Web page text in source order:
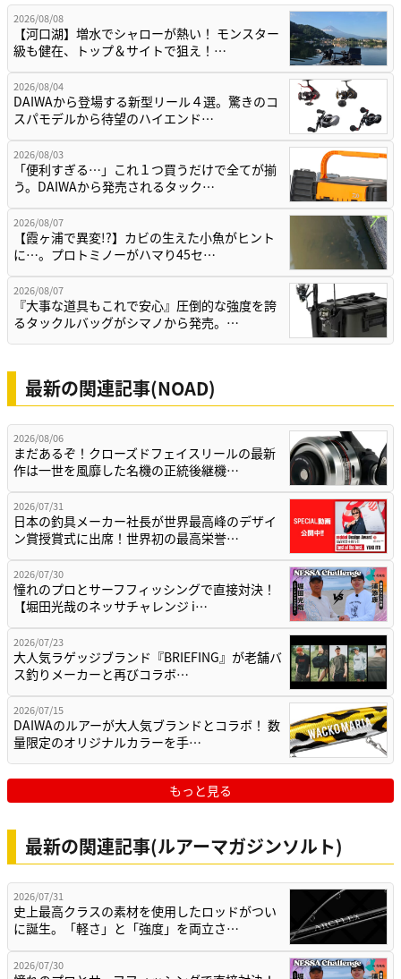
2026/08/08
【河口湖】増水でシャローが熱い！ モンスター
級も健在、トップ＆サイトで狙え！…
2026/08/04
DAIWAから登場する新型リール４選。驚きのコ
スパモデルから待望のハイエンド…
2026/08/03
「便利すぎる…」これ１つ買うだけで全てが揃
う。DAIWAから発売されるタック…
2026/08/07
【霞ヶ浦で異変!?】カビの生えた小魚がヒント
に…。プロトミノーがハマり45セ…
2026/08/07
『大事な道具もこれで安心』圧倒的な強度を誇
るタックルバッグがシマノから発売。…
最新の関連記事(NOAD)
2026/08/06
まだあるぞ！クローズドフェイスリールの最新
作は一世を風靡した名機の正統後継機…
2026/07/31
日本の釣具メーカー社長が世界最高峰のデザイ
ン賞授賞式に出席！世界初の最高栄誉…
2026/07/30
憧れのプロとサーフフィッシングで直接対決！
【堀田光哉のネッサチャレンジ i…
2026/07/23
大人気ラゲッジブランド『BRIEFING』が老舗バ
ス釣りメーカーと再びコラボ…
2026/07/15
DAIWAのルアーが大人気ブランドとコラボ！ 数
量限定のオリジナルカラーを手…
もっと見る
最新の関連記事(ルアーマガジンソルト)
2026/07/31
史上最高クラスの素材を使用したロッドがつい
に誕生。「軽さ」と「強度」を両立さ…
2026/07/30